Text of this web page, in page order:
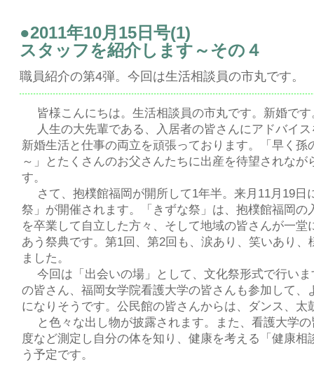
●2011年10月15日号(1)
スタッフを紹介します～その４
職員紹介の第4弾。今回は生活相談員の市丸です。
皆様こんにちは。生活相談員の市丸です。新婚です
人生の大先輩である、入居者の皆さんにアドバイス
新婚生活と仕事の両立を頑張っております。「早く孫
～」とたくさんのお父さんたちに出産を待望されなが
す。
さて、抱樸館福岡が開所して1年半。来月11月19日
祭」が開催されます。「きずな祭」は、抱樸館福岡の
を卒業して自立した方々、そして地域の皆さんが一堂
あう祭典です。第1回、第2回も、涙あり、笑いあり、
ました。
今回は「出会いの場」として、文化祭形式で行いま
の皆さん、福岡女学院看護大学の皆さんも参加して、
になりそうです。公民館の皆さんからは、ダンス、太
と色々な出し物が披露されます。また、看護大学の
度など測定し自分の体を知り、健康を考える「健康相
う予定です。